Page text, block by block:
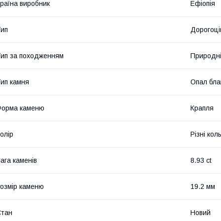
виробник Ефіопія
за походженням Природні
камня Опал
каменю Крапля
Різні
каменів 8.93 ct
каменю 19.2 мм
Новий